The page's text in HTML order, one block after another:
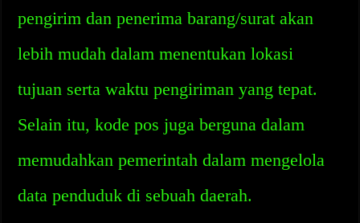
pengirim dan penerima barang/surat akan
lebih mudah dalam menentukan lokasi
tujuan serta waktu pengiriman yang tepat.
Selain itu, kode pos juga berguna dalam
memudahkan pemerintah dalam mengelola
data penduduk di sebuah daerah.